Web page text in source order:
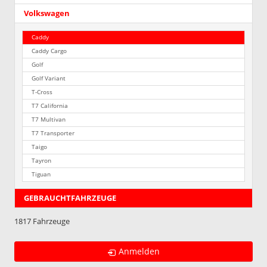
Volkswagen
Caddy
Caddy Cargo
Golf
Golf Variant
T-Cross
T7 California
T7 Multivan
T7 Transporter
Taigo
Tayron
Tiguan
GEBRAUCHTFAHRZEUGE
1817 Fahrzeuge
Anmelden